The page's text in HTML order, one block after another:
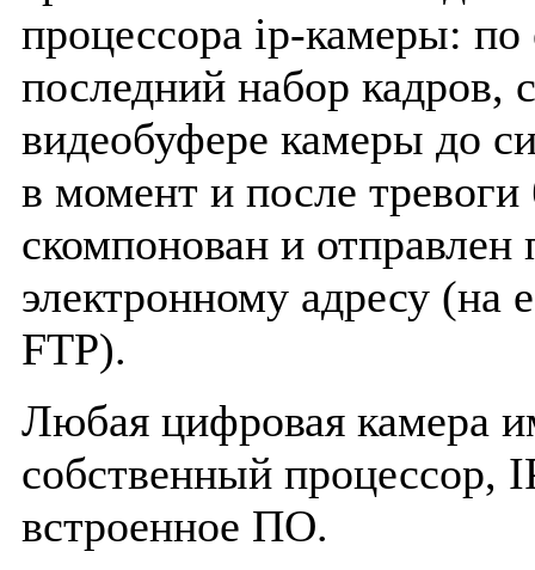
процессора ip-камеры: по
последний набор кадров,
видеобуфере камеры до
в момент и после тревоги
скомпонован и отправлен
электронному адресу (на
FTP).
Любая цифровая камера
собственный процессор,
встроенное ПО.